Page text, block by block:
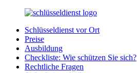
Zurück
Inhalt
SchluesseldienstDirekt.de
Ihre
Notlage
wird
gelöst!
Schlüsseldienst vor Ort
Preise
Ausbildung
Checkliste: Wie schützen Sie sich?
Rechtliche Fragen